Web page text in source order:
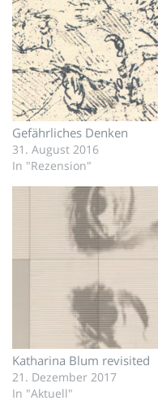
Gefährliches Denken
31. August 2016
In "Rezension"
Katharina Blum revisited
21. Dezember 2017
In "Aktuell"